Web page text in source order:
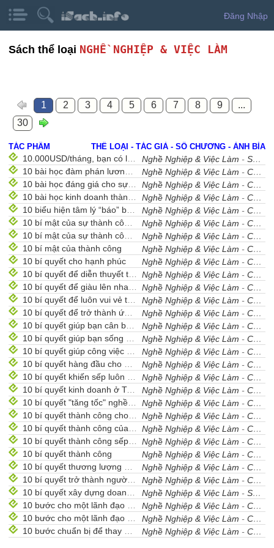
Đăng Nhập
Sách thể loại NGHỀ NGHIỆP & VIỆC LÀM
1 2 3 4 5 6 7 8 9
...
30
TÁC PHẨM THỂ LOẠI - TÁC GIẢ - SỐ CHƯƠNG - ẢNH BÌA
10.000USD/tháng, bạn có làm không? Nghề Nghiệp & Việc Làm -Sưu Tầm
10 bài học đàm phán lương bổng với nhà tuyển dụng
Nghề Nghiệp & Việc Làm -Cẩm Nang Nghề Nghiệp
10 bài học đáng giá cho sự nghiệp năm mới 2008
Nghề Nghiệp & Việc Làm -Cẩm Nang Nghề Nghiệp
10 bài học kinh doanh thành công
Nghề Nghiệp & Việc Làm -Cẩm Nang Nghề Nghiệp
10 biểu hiện tâm lý “báo” bạn nên nghỉ việc
Nghề Nghiệp & Việc Làm -Cẩm Nang Nghề Nghiệp
10 bí mật của sự thành công (phần 1)
Nghề Nghiệp & Việc Làm -Cẩm Nang Nghề Nghiệp
10 bí mật của sự thành công (phần 2)
Nghề Nghiệp & Việc Làm -Cẩm Nang Nghề Nghiệp
10 bí mật của thành công
Nghề Nghiệp & Việc Làm -Cẩm Nang Nghề Nghiệp
10 bí quyết cho hạnh phúc
Nghề Nghiệp & Việc Làm -Cẩm Nang Nghề Nghiệp
10 bí quyết để diễn thuyết thành công
Nghề Nghiệp & Việc Làm -Cẩm Nang Nghề Nghiệp
10 bí quyết để giàu lên nhanh chóng
Nghề Nghiệp & Việc Làm -Cẩm Nang Nghề Nghiệp
10 bí quyết để luôn vui vẻ trong công việc
Nghề Nghiệp & Việc Làm -Cẩm Nang Nghề Nghiệp
10 bí quyết để trở thành ứng viên xuất sắc trong ngành IT ở châu Á
Nghề Nghiệp & Việc Làm -Cẩm Nang Nghề Nghiệp
10 bí quyết giúp bạn cân bằng cuộc sống và công việc
Nghề Nghiệp & Việc Làm -Cẩm Nang Nghề Nghiệp
10 bí quyết giúp bạn sống có mục đích
Nghề Nghiệp & Việc Làm -Cẩm Nang Nghề Nghiệp
10 bí quyết giúp công việc đi đúng hướng
Nghề Nghiệp & Việc Làm -Cẩm Nang Nghề Nghiệp
10 bí quyết hàng đầu cho nhân viên thực tập
Nghề Nghiệp & Việc Làm -Cẩm Nang Nghề Nghiệp
10 bí quyết khiến sếp luôn hài lòng
Nghề Nghiệp & Việc Làm -Cẩm Nang Nghề Nghiệp
10 bí quyết kinh doanh ở Trung Quốc
Nghề Nghiệp & Việc Làm -Cẩm Nang Nghề Nghiệp
10 bí quyết "tăng tốc" nghề nghiệp
Nghề Nghiệp & Việc Làm -Cẩm Nang Nghề Nghiệp
10 bí quyết thành công cho sinh viên kỹ thuật
Nghề Nghiệp & Việc Làm -Cẩm Nang Nghề Nghiệp
10 bí quyết thành công của người Hàn Quốc
Nghề Nghiệp & Việc Làm -Cẩm Nang Nghề Nghiệp
10 bí quyết thành công sếp nên nói nhưng sẽ không bao giờ nói
Nghề Nghiệp & Việc Làm -Cẩm Nang Nghề Nghiệp
10 bí quyết thành công
Nghề Nghiệp & Việc Làm -Cẩm Nang Nghề Nghiệp
10 bí quyết thương lượng để có mức lương tốt hơn.
Nghề Nghiệp & Việc Làm -Cẩm Nang Nghề Nghiệp
10 bí quyết trở thành người quản lý giỏi
Nghề Nghiệp & Việc Làm -Cẩm Nang Nghề Nghiệp
10 bí quyết xây dựng doanh nghiệp của Sam Walton
Nghề Nghiệp & Việc Làm -Sưu Tầm
10 bước cho một lãnh đạo lớn - phần 1
Nghề Nghiệp & Việc Làm -Cẩm Nang Nghề Nghiệp
10 bước cho một lãnh đạo lớn - phần 2
Nghề Nghiệp & Việc Làm -Cẩm Nang Nghề Nghiệp
10 bước chuẩn bị để thay đổi công việc
Nghề Nghiệp & Việc Làm -Cẩm Nang Nghề Nghiệp